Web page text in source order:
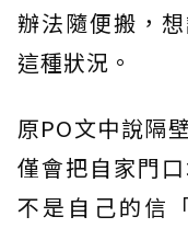
辦法隨便搬，
這種狀況。
原PO文中說隔
僅會把自家門
不是自己的信